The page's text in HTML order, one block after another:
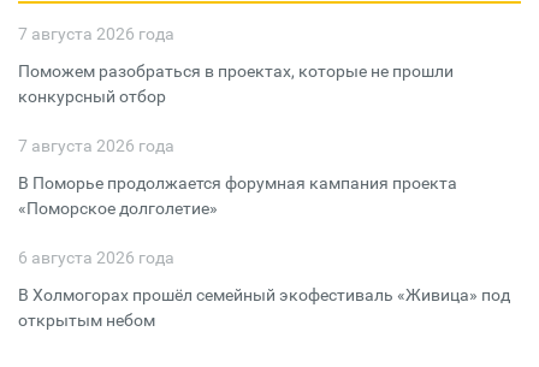
7 августа 2026 года
Поможем разобраться в проектах, которые не прошли
конкурсный отбор
7 августа 2026 года
В Поморье продолжается форумная кампания проекта
«Поморское долголетие»
6 августа 2026 года
В Холмогорах прошёл семейный экофестиваль «Живица» под
открытым небом